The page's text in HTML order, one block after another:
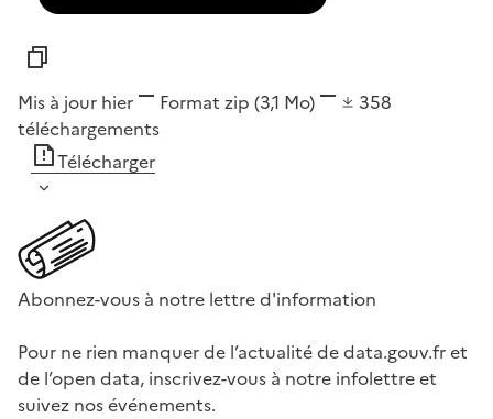
Mis à jour hier Format zip (3,1 Mo)
358
téléchargements
Télécharger
Abonnez-vous à notre lettre d'information
Pour ne rien manquer de l’actualité de data.gouv.fr et
de l’open data, inscrivez-vous à notre infolettre et
suivez nos événements.